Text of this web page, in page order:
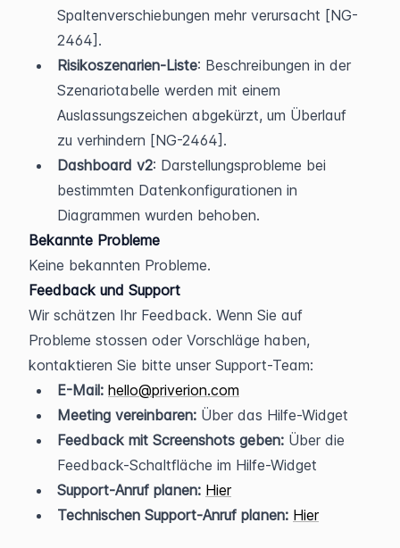
Spaltenverschiebungen mehr verursacht [NG-
2464].
Risikoszenarien-Liste: Beschreibungen in der
Szenariotabelle werden mit einem
Auslassungszeichen abgekürzt, um Überlauf
zu verhindern [NG-2464].
Dashboard v2: Darstellungsprobleme bei
bestimmten Datenkonfigurationen in
Diagrammen wurden behoben.
Bekannte Probleme
Keine bekannten Probleme.
Feedback und Support
Wir schätzen Ihr Feedback. Wenn Sie auf
Probleme stossen oder Vorschläge haben,
kontaktieren Sie bitte unser Support-Team:
E-Mail: hello@priverion.com
Meeting vereinbaren: Über das Hilfe-Widget
Feedback mit Screenshots geben: Über die
Feedback-Schaltfläche im Hilfe-Widget
Support-Anruf planen: Hier
Technischen Support-Anruf planen: Hier